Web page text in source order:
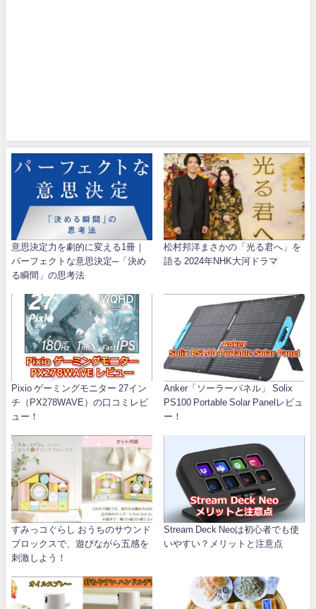
意思決定力を劇的に変える1冊｜
パーフェクトな意思決定─「決め
る瞬間」の思考法
松村邦洋まさかの「光る君へ」を
語る 2024年NHK大河ドラマ
Pixio ゲーミングモニター 27イン
チ（PX278WAVE）の口コミレビ
ュー！
Anker「ソーラーパネル」 Solix
PS100 Portable Solar Panelレビュ
ー！
すみっコぐらし おうちのサウンド
ブロックスで、遊びながら五感を
刺激しよう！
Stream Deck Neoは初心者でも使
いやすい？メリットと注意点